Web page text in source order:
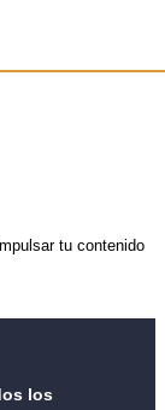
tu contenido
los